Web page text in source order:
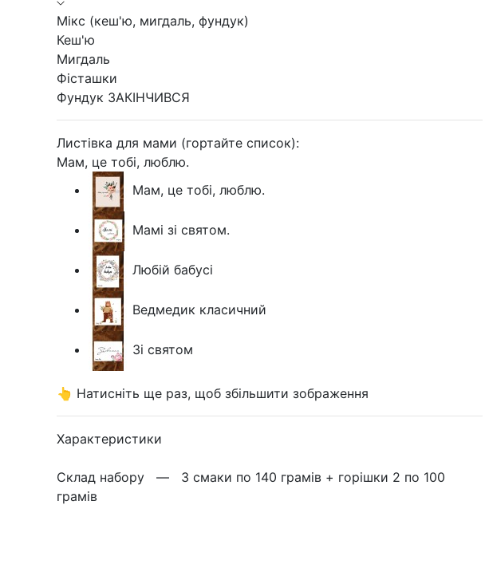
Мікс (кеш'ю, мигдаль, фундук)
Кеш'ю
Мигдаль
Фісташки
Фундук ЗАКІНЧИВСЯ
Листівка для мами (гортайте список):
Мам, це тобі, люблю.
Мам, це тобі, люблю.
Мамі зі святом.
Любій бабусі
Ведмедик класичний
Зі святом
👆 Натисніть ще раз, щоб збільшити зображення
Характеристики
Склад набору — 3 смаки по 140 грамів + горішки 2 по 100
грамів